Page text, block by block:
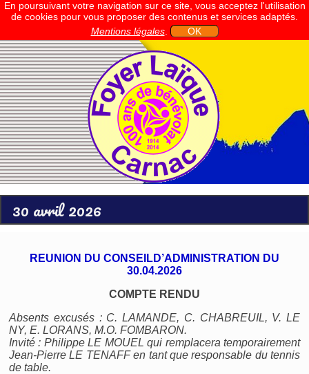
En poursuivant votre navigation sur ce site, vous acceptez l'utilisation
de cookies pour vous proposer des contenus et services adaptés.
Mentions légales. OK
30 avril 2026
REUNION DU CONSEILD’ADMINISTRATION DU
30.04.2026
COMPTE RENDU
Absents excusés : C. LAMANDE, C. CHABREUIL, V. LE
NY, E. LORANS, M.O. FOMBARON.
Invité : Philippe LE MOUEL qui remplacera temporairement
Jean-Pierre LE TENAFF en tant que responsable du tennis
de table.